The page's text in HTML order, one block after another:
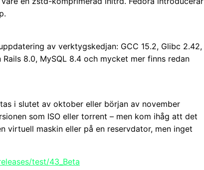
av verktygskedjan: GCC 15.2, Glibc 2.42,
Rails 8.0, MySQL 8.4 och mycket mer finns redan
i slutet av oktober eller början av november
som ISO eller torrent – men kom ihåg att det
virtuell maskin eller på en reservdator, men inget
test/43_Beta